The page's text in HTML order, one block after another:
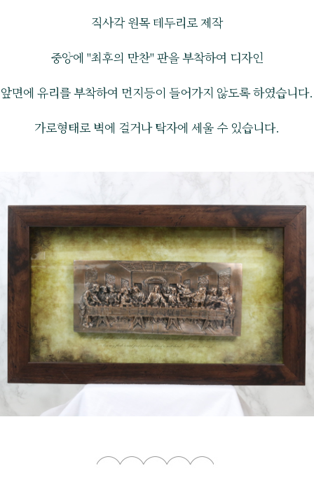
직사각 원목 테두리로 제작
중앙에 "최후의 만찬" 판을 부착하여 디자인
앞면에 유리를 부착하여 먼지등이 들어가지 않도록 하였습니다.
가로형태로 벽에 걸거나 탁자에 세울 수 있습니다.